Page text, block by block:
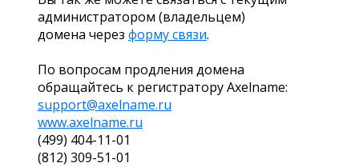
администратором (владельцем)
домена через форму связи.
По вопросам продления домена
обращайтесь к регистратору Axelname:
support@axelname.ru
www.axelname.ru
(499) 404-11-01
(812) 309-51-01